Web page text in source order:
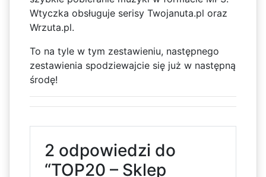
Wtyczka obsługuje serisy Twojanuta.pl oraz
Wrzuta.pl.
To na tyle w tym zestawieniu, następnego
zestawienia spodziewajcie się już w następną
środę!
2 odpowiedzi do
“TOP20 – Sklep